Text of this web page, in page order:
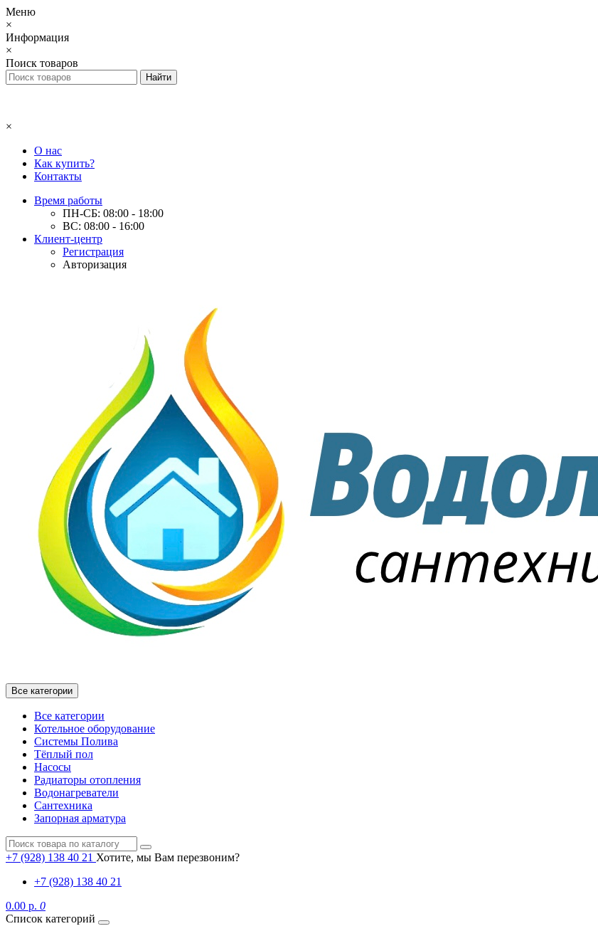
Меню
×
Информация
×
Поиск товаров
×
О нас
Как купить?
Контакты
Время работы
ПН-СБ: 08:00 - 18:00
ВС: 08:00 - 16:00
Клиент-центр
Регистрация
Авторизация
Все категории
Все категории
Котельное оборудование
Системы Полива
Тёплый пол
Насосы
Радиаторы отопления
Водонагреватели
Сантехника
Запорная арматура
+7 (928) 138 40 21 Хотите, мы Вам перезвоним?
+7 (928) 138 40 21
0.00 р. 0
Список категорий